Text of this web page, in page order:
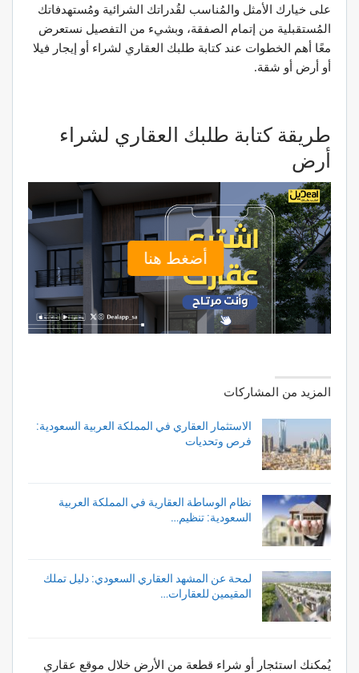
على خيارك الأمثل والمُناسب لقُدراتك الشرائية ومُستهدفاتك
المُستقبلية من إتمام الصفقة، وبشيء من التفصيل نستعرض
معًا أهم الخطوات عند كتابة طلبك العقاري لشراء أو إيجار فيلا
أو أرض أو شقة.
طريقة كتابة طلبك العقاري لشراء
أرض
أضغط هنا
المزيد من المشاركات
الاستثمار العقاري في المملكة العربية السعودية:
فرص وتحديات
نظام الوساطة العقارية في المملكة العربية
السعودية: تنظيم…
لمحة عن المشهد العقاري السعودي: دليل تملك
المقيمين للعقارات…
يُمكنك استئجار أو شراء قطعة من الأرض خلال موقع عقاري